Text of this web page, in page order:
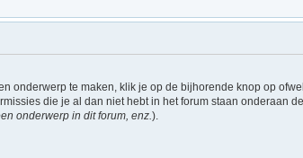
onderwerp te maken, klik je op de bijhorende knop op
die je al dan niet hebt in het forum staan onderaan
onderwerp in dit forum, enz.).